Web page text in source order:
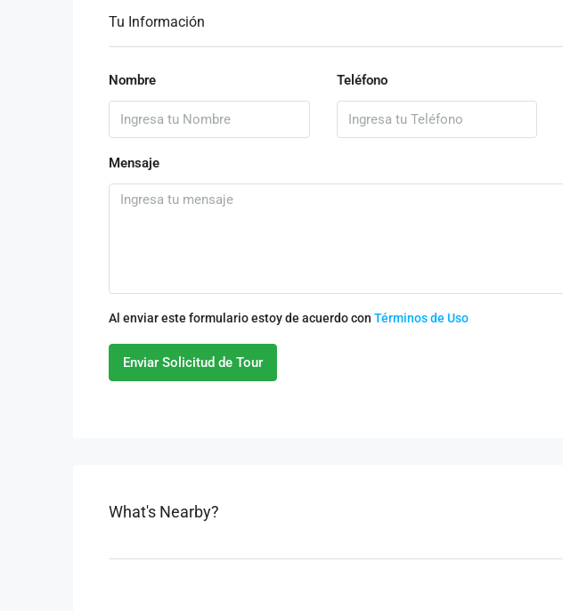
Tu Información
Nombre Teléfono
Mensaje
Al enviar este formulario estoy de acuerdo con Términos de Uso
Enviar Solicitud de Tour
What's Nearby?